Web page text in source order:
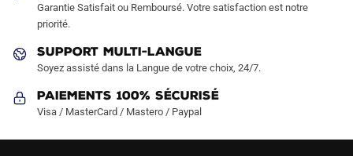
Garantie Satisfait ou Remboursé. Votre satisfaction est notre
priorité.
SUPPORT MULTI-LANGUE
Soyez assisté dans la Langue de votre choix, 24/7.
Paiements 100% Sécurisé
Visa / MasterCard / Mastero / Paypal